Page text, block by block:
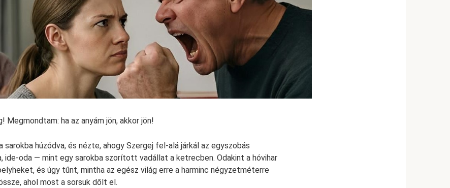
Megmondtam: ha az anyám jön, akkor jön!
sarokba húzódva, és nézte, ahogy Szergej fel-alá járkál az egyszobás
ide-oda — mint egy sarokba szorított vadállat a ketrecben. Odakint a hóvihar
és úgy tűnt, mintha az egész világ erre a harminc négyzetméterre
ahol most a sorsuk dőlt el.